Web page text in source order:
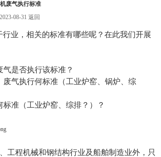
废气执行标准
08-31 返回
业，相关的标准有哪些呢？在此我们开展
是否执行该标准？
气执行何标准（工业炉窑、锅炉、综
准（工业炉窑、综排？）？
工程机械和钢结构行业及船舶制造业外，只